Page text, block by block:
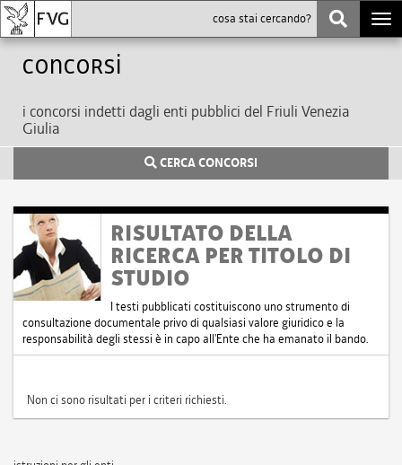
Concorsi
i concorsi indetti dagli enti pubblici del Friuli Venezia
Giulia
CERCA CONCORSI
RISULTATO DELLA
RICERCA PER TITOLO DI
STUDIO
I testi pubblicati costituiscono uno strumento di
consultazione documentale privo di qualsiasi valore giuridico e la
responsabilità degli stessi è in capo all'Ente che ha emanato il bando.
Non ci sono risultati per i criteri richiesti.